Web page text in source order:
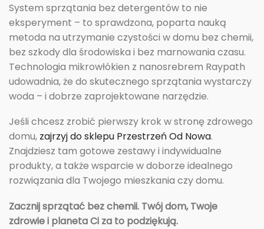
System sprzątania bez detergentów to nie
eksperyment – to sprawdzona, poparta nauką
metoda na utrzymanie czystości w domu bez chemii,
bez szkody dla środowiska i bez marnowania czasu.
Technologia mikrowłókien z nanosrebrem Raypath
udowadnia, że do skutecznego sprzątania wystarczy
woda – i dobrze zaprojektowane narzędzie.
Jeśli chcesz zrobić pierwszy krok w stronę zdrowego
domu, zajrzyj do sklepu Przestrzeń Od Nowa.
Znajdziesz tam gotowe zestawy i indywidualne
produkty, a także wsparcie w doborze idealnego
rozwiązania dla Twojego mieszkania czy domu.
Zacznij sprzątać bez chemii. Twój dom, Twoje
zdrowie i planeta Ci za to podziękują.